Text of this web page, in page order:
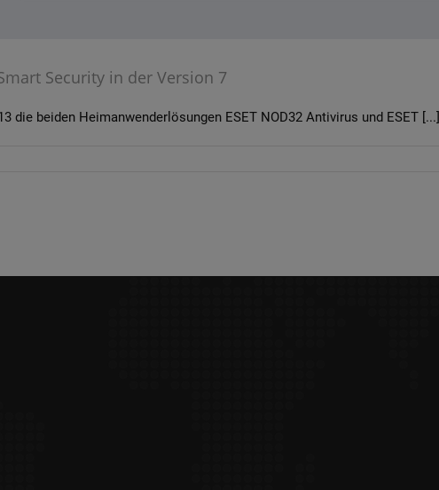
Security in der Version 7
die beiden Heimanwenderlösungen ESET NOD32 Antivirus und ESET [...]